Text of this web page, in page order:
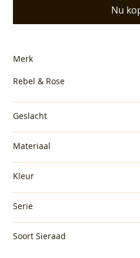
Nu
Merk
Rebel & Rose
Geslacht
Materiaal
Kleur
Serie
Soort Sieraad